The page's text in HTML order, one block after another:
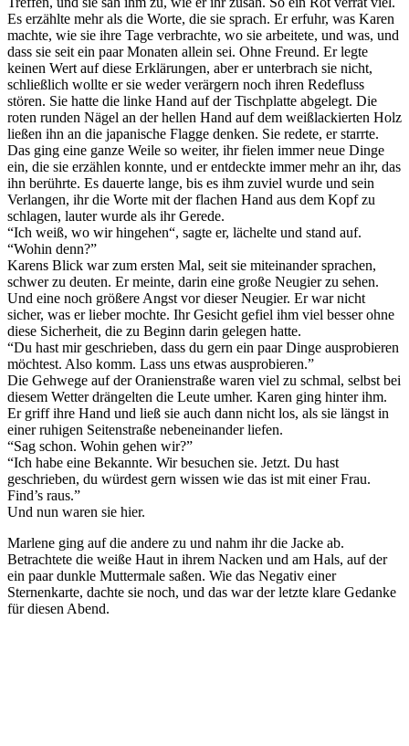
Es erzählte mehr als die Worte, die sie sprach. Er erfuhr, was Karen
machte, wie sie ihre Tage verbrachte, wo sie arbeitete, und was, und
dass sie seit ein paar Monaten allein sei. Ohne Freund. Er legte
keinen Wert auf diese Erklärungen, aber er unterbrach sie nicht,
schließlich wollte er sie weder verärgern noch ihren Redefluss
stören. Sie hatte die linke Hand auf der Tischplatte abgelegt. Die
roten runden Nägel an der hellen Hand auf dem weißlackierten Holz
ließen ihn an die japanische Flagge denken. Sie redete, er starrte.
Das ging eine ganze Weile so weiter, ihr fielen immer neue Dinge
ein, die sie erzählen konnte, und er entdeckte immer mehr an ihr, das
ihn berührte. Es dauerte lange, bis es ihm zuviel wurde und sein
Verlangen, ihr die Worte mit der flachen Hand aus dem Kopf zu
schlagen, lauter wurde als ihr Gerede.
“Ich weiß, wo wir hingehen“, sagte er, lächelte und stand auf.
“Wohin denn?”
Karens Blick war zum ersten Mal, seit sie miteinander sprachen,
schwer zu deuten. Er meinte, darin eine große Neugier zu sehen.
Und eine noch größere Angst vor dieser Neugier. Er war nicht
sicher, was er lieber mochte. Ihr Gesicht gefiel ihm viel besser ohne
diese Sicherheit, die zu Beginn darin gelegen hatte.
“Du hast mir geschrieben, dass du gern ein paar Dinge ausprobieren
möchtest. Also komm. Lass uns etwas ausprobieren.”
Die Gehwege auf der Oranienstraße waren viel zu schmal, selbst bei
diesem Wetter drängelten die Leute umher. Karen ging hinter ihm.
Er griff ihre Hand und ließ sie auch dann nicht los, als sie längst in
einer ruhigen Seitenstraße nebeneinander liefen.
“Sag schon. Wohin gehen wir?”
“Ich habe eine Bekannte. Wir besuchen sie. Jetzt. Du hast
geschrieben, du würdest gern wissen wie das ist mit einer Frau.
Find’s raus.”
Und nun waren sie hier.
Marlene ging auf die andere zu und nahm ihr die Jacke ab.
Betrachtete die weiße Haut in ihrem Nacken und am Hals, auf der
ein paar dunkle Muttermale saßen. Wie das Negativ einer
Sternenkarte, dachte sie noch, und das war der letzte klare Gedanke
für diesen Abend.